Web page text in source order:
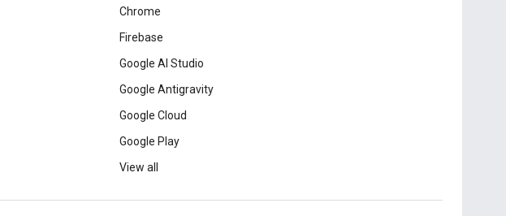
Chrome
Firebase
Google AI Studio
Google Antigravity
Google Cloud
Google Play
View all